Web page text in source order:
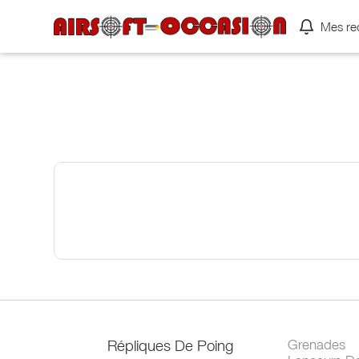
Mes
Répliques De Poing
Grenades